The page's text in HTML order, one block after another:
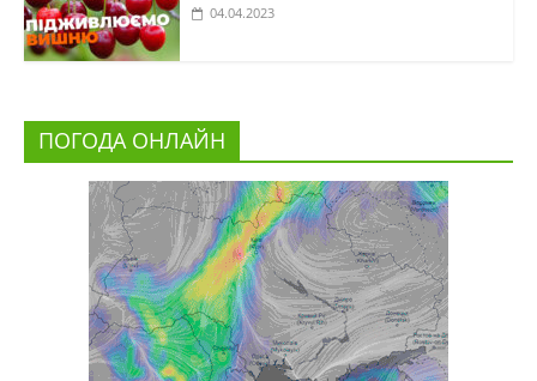
04.04.2023
ПОГОДА ОНЛАЙН